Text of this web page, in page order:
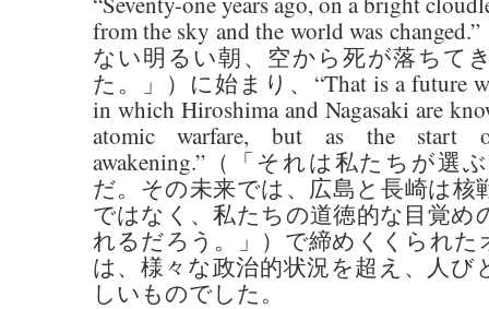
from the sky and the world was
ない明るい朝、空から死が落ちて
た。」）に始まり、“That is a future
in which Hiroshima and Nagasaki are
atomic warfare, but as the start
awakening.”（「それは私たちが選
だ。その未来では、広島と長崎は核
ではなく、私たちの道徳的な目覚め
れるだろう。」）で締めくくられた
は、様々な政治的状況を超え、人び
しいものでした。